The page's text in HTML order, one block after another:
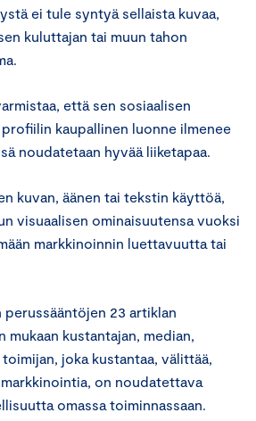
ei tule syntyä sellaista kuvaa,
kuluttajan tai muun tahon
että sen sosiaalisen
kaupallinen luonne ilmenee
noudatetaan hyvää liiketapaa.
kuvan, äänen tai tekstin käyttöä,
visuaalisen ominaisuutensa vuoksi
markkinoinnin luettavuutta tai
perussääntöjen 23 artiklan
mukaan kustantajan, median,
joka kustantaa, välittää,
on noudatettava
omassa toiminnassaan.